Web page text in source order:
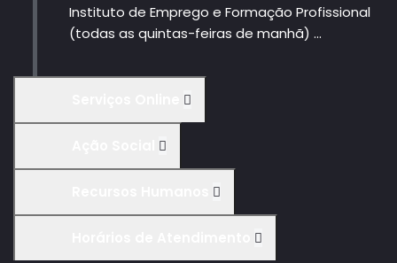
Instituto de Emprego e Formação Profissional
(todas as quintas-feiras de manhã) ...